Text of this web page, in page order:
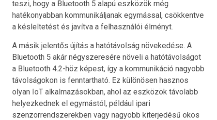
teszi, hogy a Bluetooth 5 alapú eszközök még
hatékonyabban kommunikáljanak egymással, csökkentve
a késleltetést és javítva a felhasználói élményt.
A másik jelentős újítás a hatótávolság növekedése. A
Bluetooth 5 akár négyszeresére növeli a hatótávolságot
a Bluetooth 4.2-höz képest, így a kommunikáció nagyobb
távolságokon is fenntartható. Ez különösen hasznos
olyan IoT alkalmazásokban, ahol az eszközök távolabb
helyezkednek el egymástól, például ipari
szenzorrendszerekben vagy nagyobb kiterjedésű okos